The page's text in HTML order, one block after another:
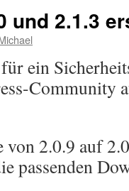
und 2.1.3
ein
Community
2.0.9 auf
passenden